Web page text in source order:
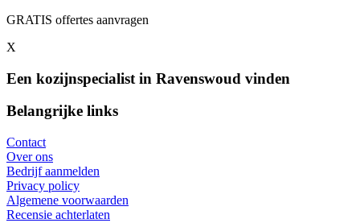
GRATIS offertes aanvragen
X
Een kozijnspecialist in Ravenswoud vinden
Belangrijke links
Contact
Over ons
Bedrijf aanmelden
Privacy policy
Algemene voorwaarden
Recensie achterlaten